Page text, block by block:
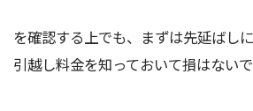
を確認する上でも、まずは先延ばし
引越し料金を知っておいて損はないで